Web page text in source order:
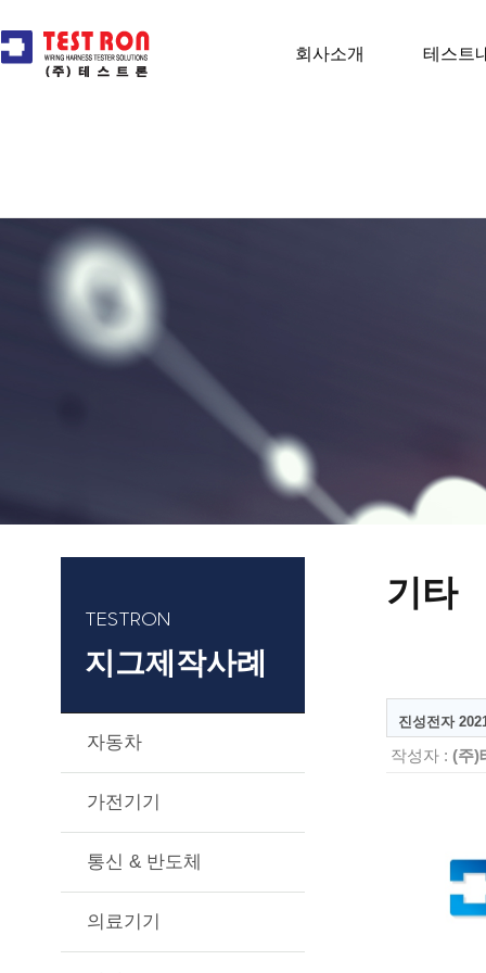
회사소개 테스트
TESTRON
지그제작사례
자동차
가전기기
통신 & 반도체
의료기기
기타
진성전자
작성자 : (주)